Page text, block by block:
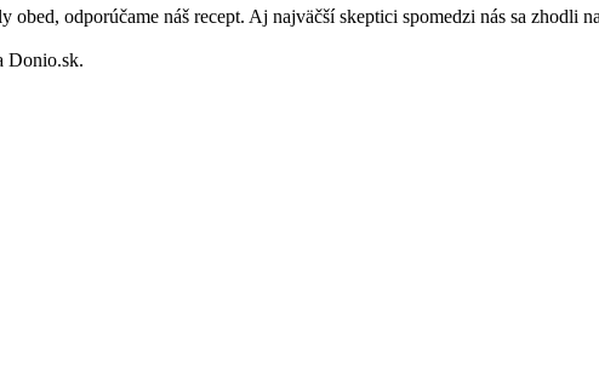
odporúčame náš recept. Aj najväčší skeptici spomedzi nás sa zhodli
Donio.sk.